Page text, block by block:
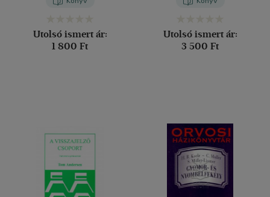
Utolsó ismert ár:
1 800 Ft
Utolsó ismert ár:
3 500 Ft